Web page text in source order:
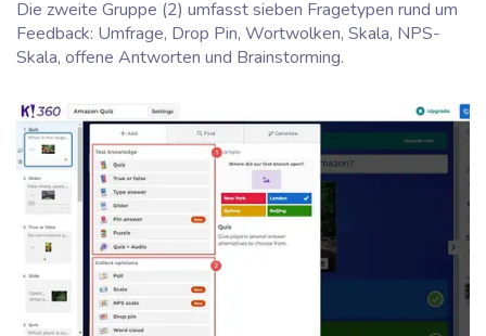
Die zweite Gruppe (2) umfasst sieben Fragetypen rund um
Feedback: Umfrage, Drop Pin, Wortwolken, Skala, NPS-
Skala, offene Antworten und Brainstorming.